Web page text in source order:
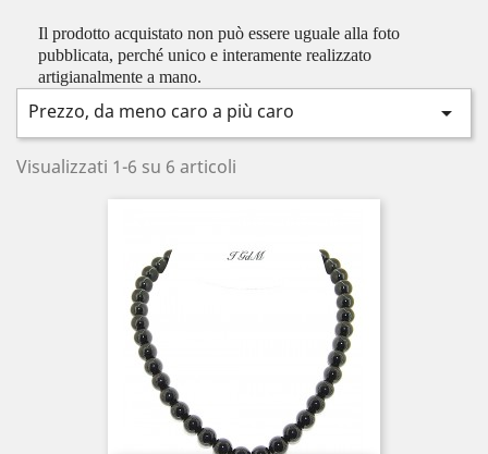
Il prodotto acquistato non può essere uguale alla foto
pubblicata, perché unico e interamente realizzato
artigianalmente a mano.
Prezzo, da meno caro a più caro 
Visualizzati 1-6 su 6 articoli